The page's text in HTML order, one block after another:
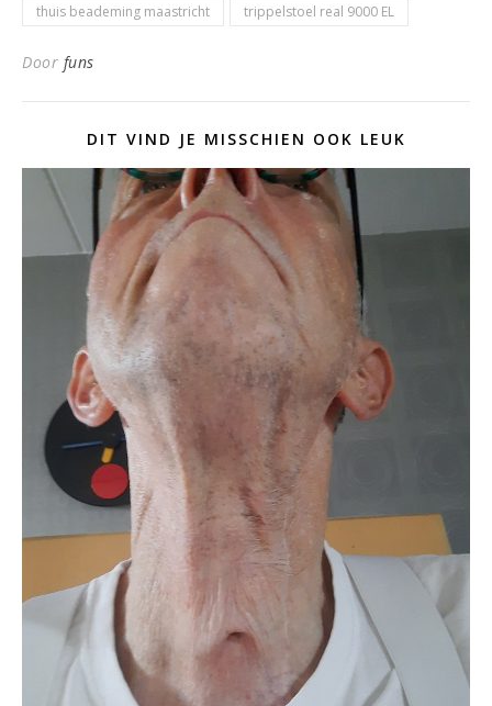
thuis beademing maastricht
trippelstoel real 9000 EL
Door funs
DIT VIND JE MISSCHIEN OOK LEUK